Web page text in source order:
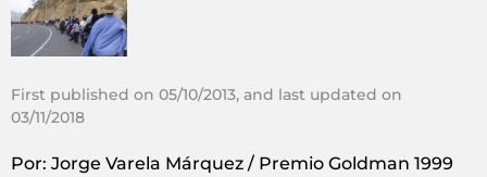
First published on 05/10/2013, and last updated on
03/11/2018
Por: Jorge Varela Márquez / Premio Goldman 1999